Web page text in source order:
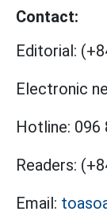
Contact:
Editorial:
Electronic
Hotline: 096
Readers:
Email: